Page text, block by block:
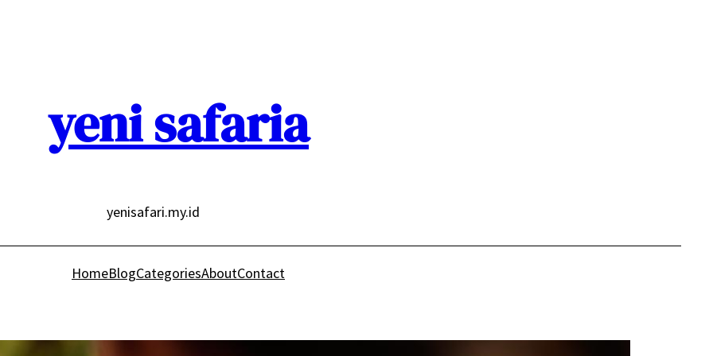
yeni safaria
yenisafari.my.id
HomeBlogCategoriesAboutContact